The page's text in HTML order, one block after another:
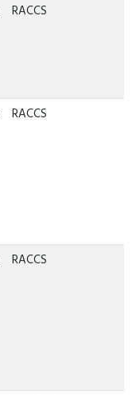
RACCS
RACCS
RACCS